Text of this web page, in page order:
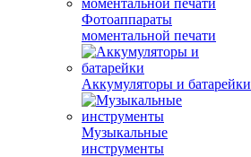
Фотоаппараты
моментальной печати
Аккумуляторы и батарейки
Музыкальные
инструменты